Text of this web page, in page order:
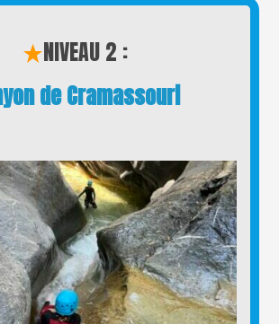
NIVEAU 2 :
de Cramassouri